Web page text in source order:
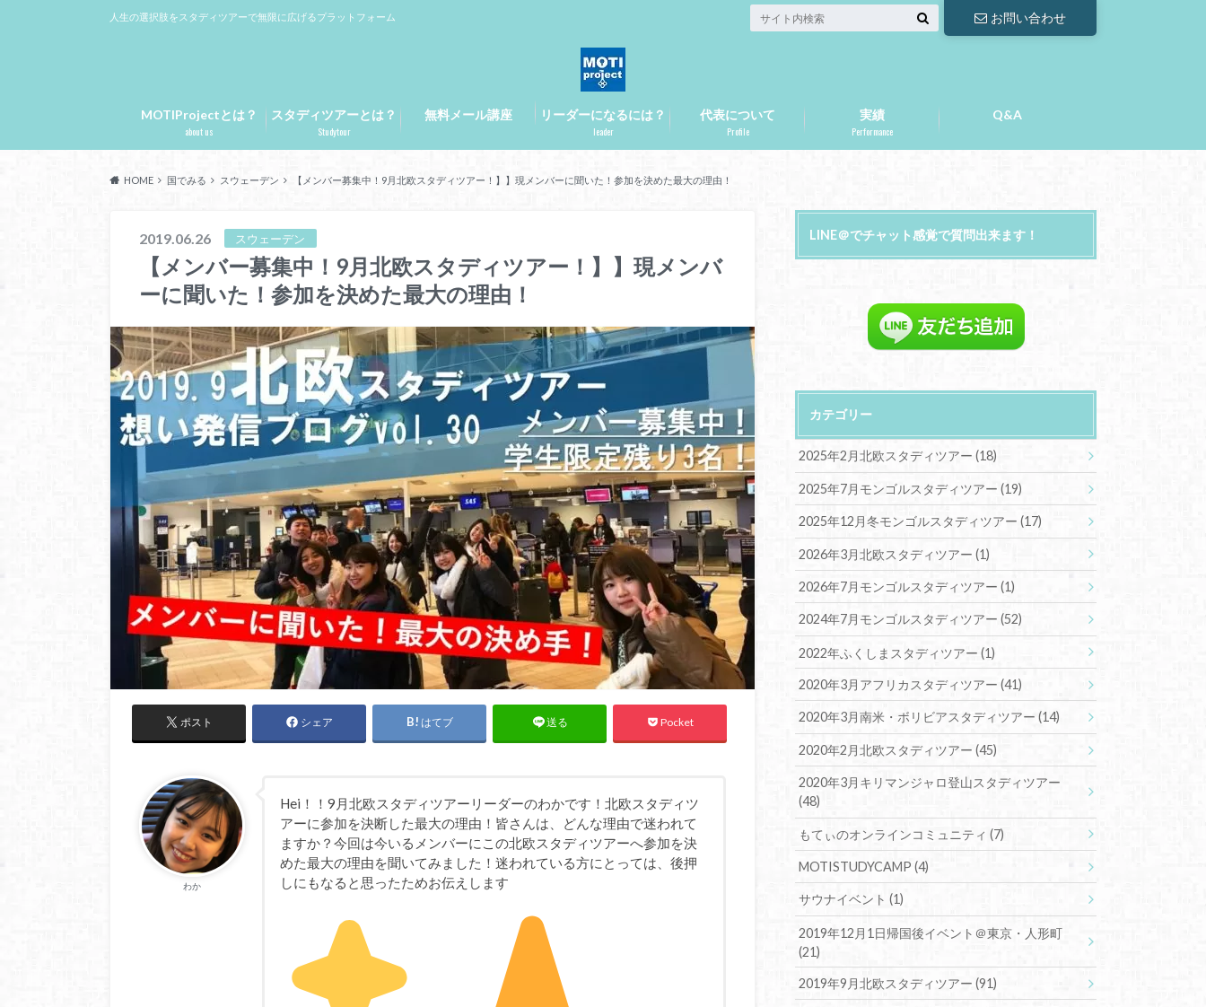
人生の選択肢をスタディツアーで無限に広げるプラットフォーム お問い合わせ
MOTIProjectとは？
about us
スタディツアーとは？
Studytour
無料メール講座 リーダーになるには？
leader
代表について
Profile
実績
Performance
Q&A
HOME 国でみる スウェーデン 【メンバー募集中！9月北欧スタディツアー！】】現メンバーに聞いた！参加を決めた最大の理由！
2019.06.26 スウェーデン
【メンバー募集中！9月北欧スタディツアー！】】現メンバ
ーに聞いた！参加を決めた最大の理由！
ポスト シェア はてブ 送る Pocket
わか
Hei！！9月北欧スタディツアーリーダーのわかです！北欧スタディツ
アーに参加を決断した最大の理由！皆さんは、どんな理由で迷われて
ますか？今回は今いるメンバーにこの北欧スタディツアーへ参加を決
めた最大の理由を聞いてみました！迷われている方にとっては、後押
しにもなると思ったためお伝えします
LINE＠でチャット感覚で質問出来ます！
カテゴリー
2025年2月北欧スタディツアー(18)
2025年7月モンゴルスタディツアー(19)
2025年12月冬モンゴルスタディツアー(17)
2026年3月北欧スタディツアー(1)
2026年7月モンゴルスタディツアー(1)
2024年7月モンゴルスタディツアー(52)
2022年ふくしまスタディツアー(1)
2020年3月アフリカスタディツアー(41)
2020年3月南米・ボリビアスタディツアー(14)
2020年2月北欧スタディツアー(45)
2020年3月キリマンジャロ登山スタディツアー
(48)
もてぃのオンラインコミュニティ(7)
MOTISTUDYCAMP(4)
サウナイベント(1)
2019年12月1日帰国後イベント＠東京・人形町
(21)
2019年9月北欧スタディツアー(91)